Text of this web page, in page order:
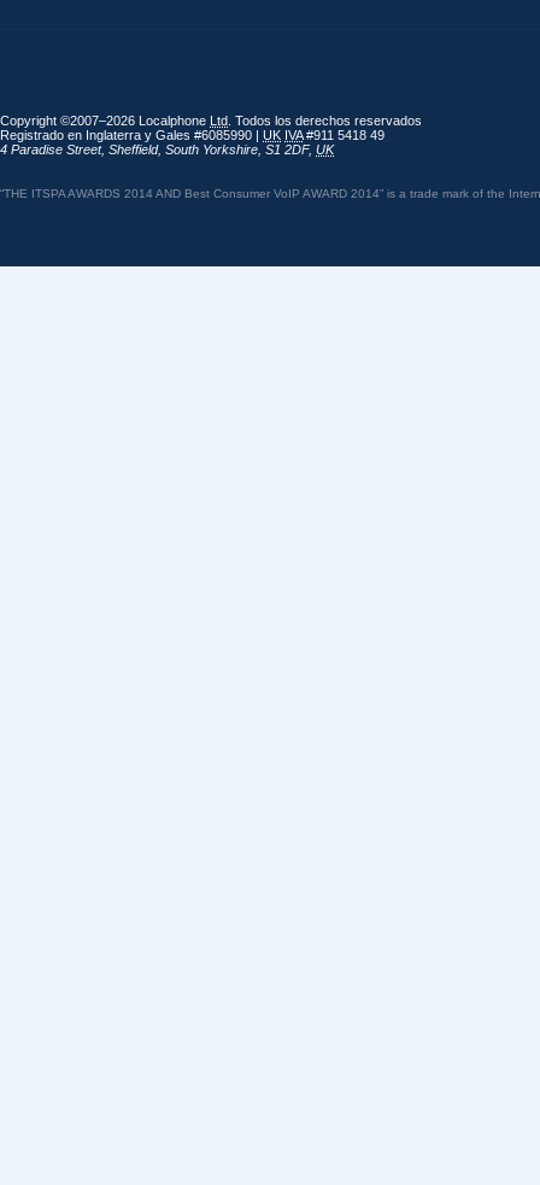
Copyright ©2007–2026 Localphone Ltd . Todos los derechos reservados
Registrado en Inglaterra y Gales #6085990 | UK IVA#911 5418 49
4 Paradise Street, Sheffield, South Yorkshire S1 2DF, UK
“THE ITSPA AWARDS 2014 AND Best Consumer VoIP AWARD 2014” is a trade mark of the